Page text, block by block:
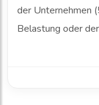
der Unternehmen
Belastung oder